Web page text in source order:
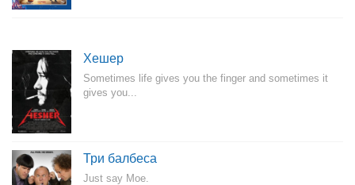
Хешер
Sometimes life gives you the finger and sometimes it
gives you...
Три балбеса
Just say Moe.